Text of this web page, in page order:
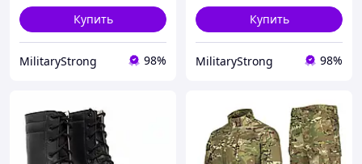
Купить
MilitaryStrong 98%
Купить
MilitaryStrong 98%